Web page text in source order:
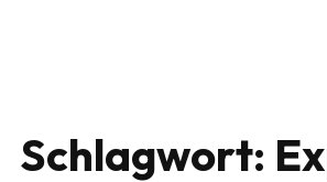
Schlagwort: